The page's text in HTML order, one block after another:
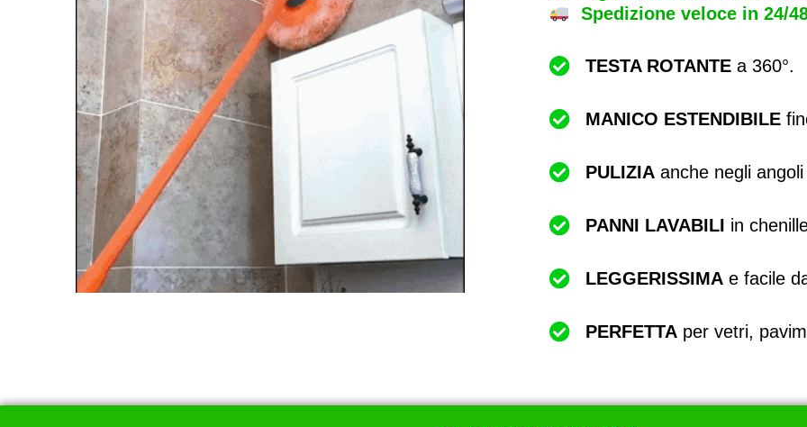
Spedizione veloce in 24/
TESTA ROTANTEa 360°.
MANICO ESTENDIBILE
PULIZIAanche negli angoli
PANNI LAVABILI in
LEGGERISSIMAe facile
PERFETTAper vetri,